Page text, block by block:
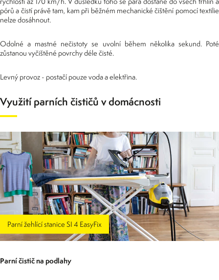
pórů a čistí právě tam, kam při běžném mechanické čištění pomocí textilie
nelze dosáhnout.
Odolné a mastné nečistoty se uvolní během několika sekund. Poté
zůstanou vyčištěné povrchy déle čisté.
Levný provoz - postačí pouze voda a elektřina.
Využití parních čističů v domácnosti
Parní žehlící stanice SI 4 EasyFix
Parní čistič na podlahy